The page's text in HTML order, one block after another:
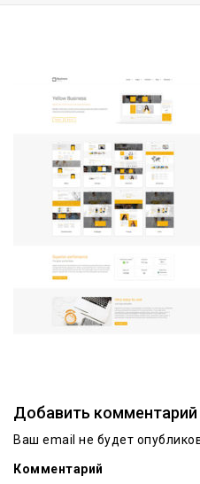
Добавить комментарий
Ваш email не будет
Комментарий